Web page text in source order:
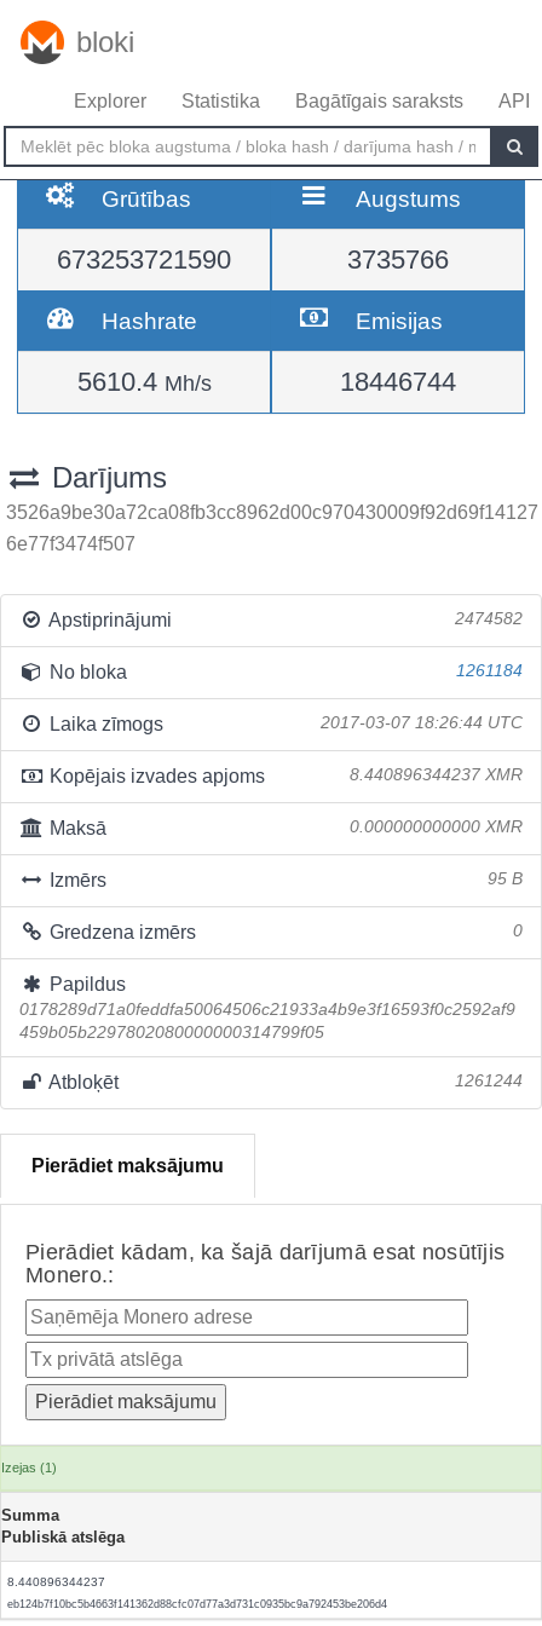
bloki
Explorer Statistika Bagātīgais saraksts API
Grūtības
673253721590
Augstums
3735766
Hashrate
5610.4 Mh/s
Emisijas
18446744
Darījums
3526a9be30a72ca08fb3cc8962d00c970430009f92d69f14127
6e77f3474f507
Apstiprinājumi 2474582
No bloka 1261184
Laika zīmogs 2017-03-07 18:26:44 UTC
Kopējais izvades apjoms 8.440896344237 XMR
Maksā 0.000000000000 XMR
Izmērs 95 B
Gredzena izmērs 0
Papildus
0178289d71a0feddfa50064506c21933a4b9e3f16593f0c2592af9
459b05b2297802080000000314799f05
Atbloķēt 1261244
Pierādiet maksājumu
Pierādiet kādam, ka šajā darījumā esat nosūtījis
Monero.:
Izejas (1)
Summa
Publiskā atslēga
8.440896344237
eb124b7f10bc5b4663f141362d88cfc07d77a3d731c0935bc9a792453be206d4